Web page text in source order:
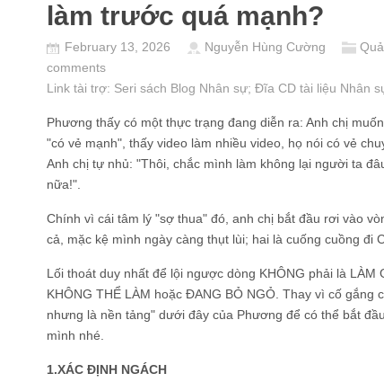
làm trước quá mạnh?
February 13, 2026 Nguyễn Hùng Cường
comments
Link tài trợ: Seri sách Blog Nhân sự; Đĩa CD tài liệu Nhân
Phương thấy có một thực trạng đang diễn ra: Anh chị
"có vẻ mạnh", thấy video làm nhiều video, họ nói có vẻ
Anh chị tự nhủ: "Thôi, chắc mình làm không lại người ta
nữa!".
Chính vì cái tâm lý "sợ thua" đó, anh chị bắt đầu rơi vào
cả, mặc kệ mình ngày càng thụt lùi; hai là cuống cuồng đi
Lối thoát duy nhất để lội ngược dòng KHÔNG phải là
KHÔNG THỂ LÀM hoặc ĐANG BỎ NGỎ. Thay vì cố
nhưng là nền tảng" dưới đây của Phương để có thể bắt
mình nhé.
1.XÁC ĐỊNH NGÁCH